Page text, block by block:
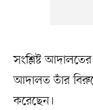
সংশ্লিষ্ট
আদালত তাঁর
করেছেন।